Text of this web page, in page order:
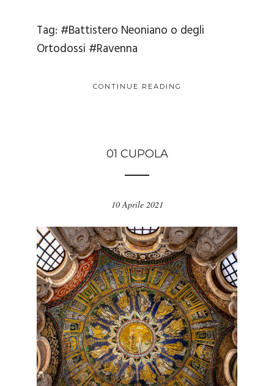
Tag: #Battistero Neoniano o degli
Ortodossi #Ravenna
CONTINUE READING
01 CUPOLA
10 Aprile 2021